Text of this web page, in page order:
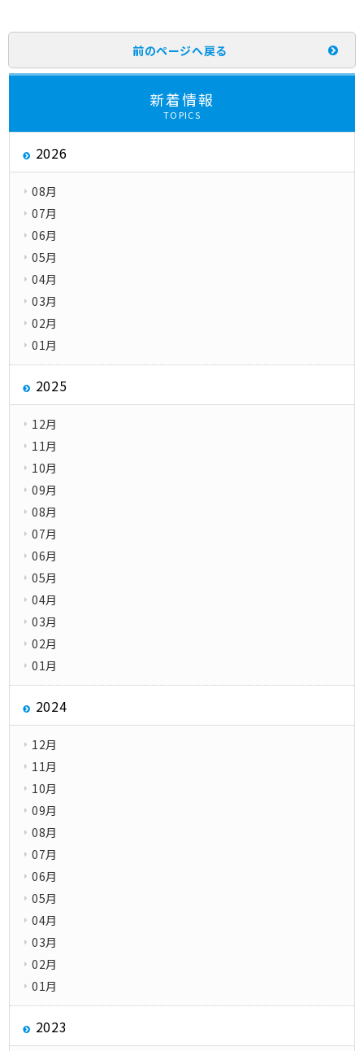
前のページへ戻る
新着情報
TOPICS
2026
08月
07月
06月
05月
04月
03月
02月
01月
2025
12月
11月
10月
09月
08月
07月
06月
05月
04月
03月
02月
01月
2024
12月
11月
10月
09月
08月
07月
06月
05月
04月
03月
02月
01月
2023